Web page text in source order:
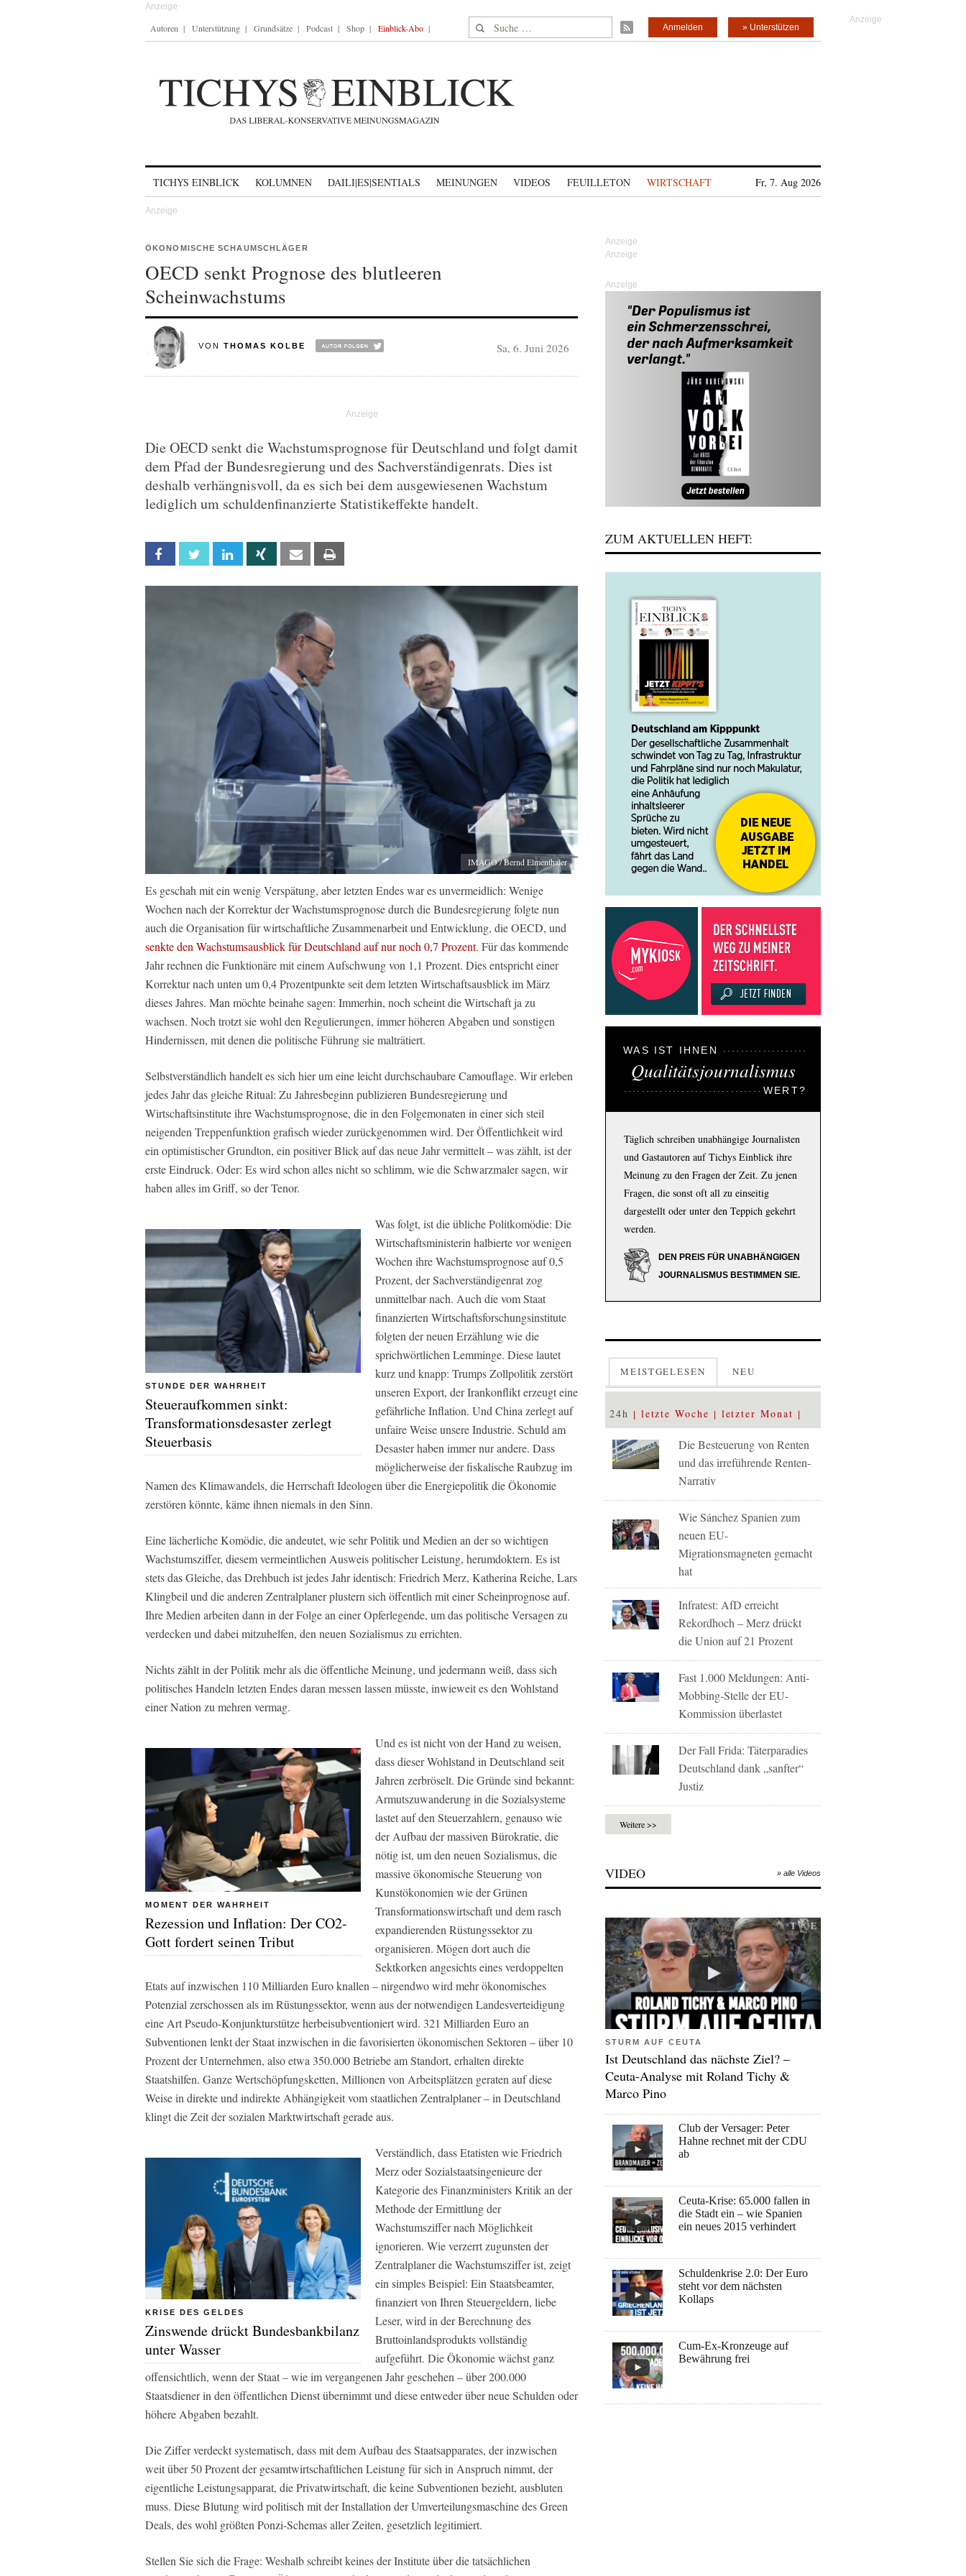
Autoren Unterstützung Grundsätze Podcast Shop Einblick-Abo Suche nach: » Unterstützen
Anmelden
TICHYS EINBLICK KOLUMNEN DAILI|ES|SENTIALS MEINUNGEN VIDEOS FEUILLETON WIRTSCHAFT Fr, 7. Aug 2026
ÖKONOMISCHE SCHAUMSCHLÄGER
OECD senkt Prognose des blutleeren
Scheinwachstums
VON THOMAS KOLBE Sa, 6. Juni 2026
Die OECD senkt die Wachstumsprognose für Deutschland und folgt damit
dem Pfad der Bundesregierung und des Sachverständigenrats. Dies ist
deshalb verhängnisvoll, da es sich bei dem ausgewiesenen Wachstum
lediglich um schuldenfinanzierte Statistikeffekte handelt.
Facebook Twitter Linkedin Xing Email
IMAGO / Bernd Elmenthaler
Es geschah mit ein wenig Verspätung, aber letzten Endes war es unvermeidlich: Wenige
Wochen nach der Korrektur der Wachstumsprognose durch die Bundesregierung folgte nun
auch die Organisation für wirtschaftliche Zusammenarbeit und Entwicklung, die OECD, und
senkte den Wachstumsausblick für Deutschland auf nur noch 0,7 Prozent. Für das kommende
Jahr rechnen die Funktionäre mit einem Aufschwung von 1,1 Prozent. Dies entspricht einer
Korrektur nach unten um 0,4 Prozentpunkte seit dem letzten Wirtschaftsausblick im März
dieses Jahres. Man möchte beinahe sagen: Immerhin, noch scheint die Wirtschaft ja zu
wachsen. Noch trotzt sie wohl den Regulierungen, immer höheren Abgaben und sonstigen
Hindernissen, mit denen die politische Führung sie malträtiert.
Selbstverständlich handelt es sich hier um eine leicht durchschaubare Camouflage. Wir erleben
jedes Jahr das gleiche Ritual: Zu Jahresbeginn publizieren Bundesregierung und
Wirtschaftsinstitute ihre Wachstumsprognose, die in den Folgemonaten in einer sich steil
neigenden Treppenfunktion grafisch wieder zurückgenommen wird. Der Öffentlichkeit wird
ein optimistischer Grundton, ein positiver Blick auf das neue Jahr vermittelt – was zählt, ist der
erste Eindruck. Oder: Es wird schon alles nicht so schlimm, wie die Schwarzmaler sagen, wir
haben alles im Griff, so der Tenor.
STUNDE DER WAHRHEIT
Steueraufkommen sinkt:
Transformationsdesaster zerlegt
Steuerbasis
Was folgt, ist die übliche Politkomödie: Die
Wirtschaftsministerin halbierte vor wenigen
Wochen ihre Wachstumsprognose auf 0,5
Prozent, der Sachverständigenrat zog
unmittelbar nach. Auch die vom Staat
finanzierten Wirtschaftsforschungsinstitute
folgten der neuen Erzählung wie die
sprichwörtlichen Lemminge. Diese lautet
kurz und knapp: Trumps Zollpolitik zerstört
unseren Export, der Irankonflikt erzeugt eine
gefährliche Inflation. Und China zerlegt auf
unfaire Weise unsere Industrie. Schuld am
Desaster haben immer nur andere. Dass
möglicherweise der fiskalische Raubzug im
Namen des Klimawandels, die Herrschaft Ideologen über die Energiepolitik die Ökonomie
zerstören könnte, käme ihnen niemals in den Sinn.
Eine lächerliche Komödie, die andeutet, wie sehr Politik und Medien an der so wichtigen
Wachstumsziffer, diesem vermeintlichen Ausweis politischer Leistung, herumdoktern. Es ist
stets das Gleiche, das Drehbuch ist jedes Jahr identisch: Friedrich Merz, Katherina Reiche, Lars
Klingbeil und die anderen Zentralplaner plustern sich öffentlich mit einer Scheinprognose auf.
Ihre Medien arbeiten dann in der Folge an einer Opferlegende, um das politische Versagen zu
verdecken und dabei mitzuhelfen, den neuen Sozialismus zu errichten.
Nichts zählt in der Politik mehr als die öffentliche Meinung, und jedermann weiß, dass sich
politisches Handeln letzten Endes daran messen lassen müsste, inwieweit es den Wohlstand
einer Nation zu mehren vermag.
MOMENT DER WAHRHEIT
Rezession und Inflation: Der CO2-
Gott fordert seinen Tribut
Und es ist nicht von der Hand zu weisen,
dass dieser Wohlstand in Deutschland seit
Jahren zerbröselt. Die Gründe sind bekannt:
Armutszuwanderung in die Sozialsysteme
lastet auf den Steuerzahlern, genauso wie
der Aufbau der massiven Bürokratie, die
nötig ist, um den neuen Sozialismus, die
massive ökonomische Steuerung von
Kunstökonomien wie der Grünen
Transformationswirtschaft und dem rasch
expandierenden Rüstungssektor zu
organisieren. Mögen dort auch die
Sektkorken angesichts eines verdoppelten
Etats auf inzwischen 110 Milliarden Euro knallen – nirgendwo wird mehr ökonomisches
Potenzial zerschossen als im Rüstungssektor, wenn aus der notwendigen Landesverteidigung
eine Art Pseudo-Konjunkturstütze herbeisubventioniert wird. 321 Milliarden Euro an
Subventionen lenkt der Staat inzwischen in die favorisierten ökonomischen Sektoren – über 10
Prozent der Unternehmen, also etwa 350.000 Betriebe am Standort, erhalten direkte
Staatshilfen. Ganze Wertschöpfungsketten, Millionen von Arbeitsplätzen geraten auf diese
Weise in direkte und indirekte Abhängigkeit vom staatlichen Zentralplaner – in Deutschland
klingt die Zeit der sozialen Marktwirtschaft gerade aus.
KRISE DES GELDES
Zinswende drückt Bundesbankbilanz
unter Wasser
Verständlich, dass Etatisten wie Friedrich
Merz oder Sozialstaatsingenieure der
Kategorie des Finanzministers Kritik an der
Methode der Ermittlung der
Wachstumsziffer nach Möglichkeit
ignorieren. Wie verzerrt zugunsten der
Zentralplaner die Wachstumsziffer ist, zeigt
ein simples Beispiel: Ein Staatsbeamter,
finanziert von Ihren Steuergeldern, liebe
Leser, wird in der Berechnung des
Bruttoinlandsprodukts vollständig
aufgeführt. Die Ökonomie wächst ganz
offensichtlich, wenn der Staat – wie im vergangenen Jahr geschehen – über 200.000
Staatsdiener in den öffentlichen Dienst übernimmt und diese entweder über neue Schulden oder
höhere Abgaben bezahlt.
Die Ziffer verdeckt systematisch, dass mit dem Aufbau des Staatsapparates, der inzwischen
weit über 50 Prozent der gesamtwirtschaftlichen Leistung für sich in Anspruch nimmt, der
eigentliche Leistungsapparat, die Privatwirtschaft, die keine Subventionen bezieht, ausbluten
muss. Diese Blutung wird politisch mit der Installation der Umverteilungsmaschine des Green
Deals, des wohl größten Ponzi-Schemas aller Zeiten, gesetzlich legitimiert.
Stellen Sie sich die Frage: Weshalb schreibt keines der Institute über die tatsächlichen
Anzeige
ZUM AKTUELLEN HEFT:
WAS IST IHNEN
Qualitätsjournalismus
WERT?
Täglich schreiben unabhängige Journalisten
und Gastautoren auf Tichys Einblick ihre
Meinung zu den Fragen der Zeit. Zu jenen
Fragen, die sonst oft all zu einseitig
dargestellt oder unter den Teppich gekehrt
werden.
DEN PREIS FÜR UNABHÄNGIGEN
JOURNALISMUS BESTIMMEN SIE.
MEISTGELESEN NEU
24h letzte Woche letzter Monat
Die Besteuerung von Renten
und das irreführende Renten-
Narrativ
Wie Sánchez Spanien zum
neuen EU-
Migrationsmagneten gemacht
hat
Infratest: AfD erreicht
Rekordhoch – Merz drückt
die Union auf 21 Prozent
Fast 1.000 Meldungen: Anti-
Mobbing-Stelle der EU-
Kommission überlastet
Der Fall Frida: Täterparadies
Deutschland dank „sanfter“
Justiz
Weitere >>
VIDEO » alle Videos
STURM AUF CEUTA
Ist Deutschland das nächste Ziel? –
Ceuta-Analyse mit Roland Tichy &
Marco Pino
Club der Versager: Peter
Hahne rechnet mit der CDU
ab
Ceuta-Krise: 65.000 fallen in
die Stadt ein – wie Spanien
ein neues 2015 verhindert
Schuldenkrise 2.0: Der Euro
steht vor dem nächsten
Kollaps
Cum-Ex-Kronzeuge auf
Bewährung frei